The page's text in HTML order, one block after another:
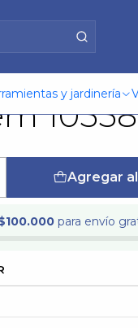
y jardinería
Agregar
para envío